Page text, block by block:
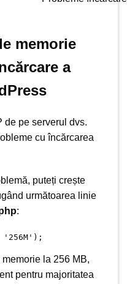
memorie
a
de pe serverul dvs.
cu încărcarea
puteți crește
următoarea linie
:
'256M');
la 256 MB,
pentru majoritatea